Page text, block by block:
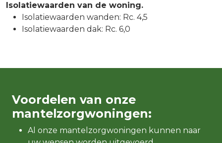
Isolatiewaarden van de woning.
Isolatiewaarden wanden: Rc. 4,5
Isolatiewaarden dak: Rc. 6,0
Voordelen van onze
mantelzorgwoningen:
Al onze mantelzorgwoningen kunnen naar